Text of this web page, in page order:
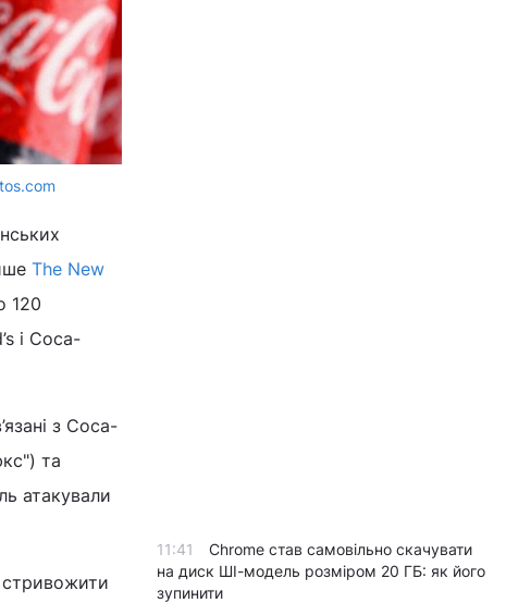
The New
120
і Coca-
з Coca-
та
атакували
стривожити
11:41
Chrome став самовільно скачувати
на диск ШІ-модель розміром 20 ГБ: як його
зупинити